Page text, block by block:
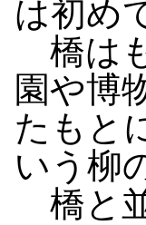
は初め
橋は
園や博
たもと
いう柳
橋と